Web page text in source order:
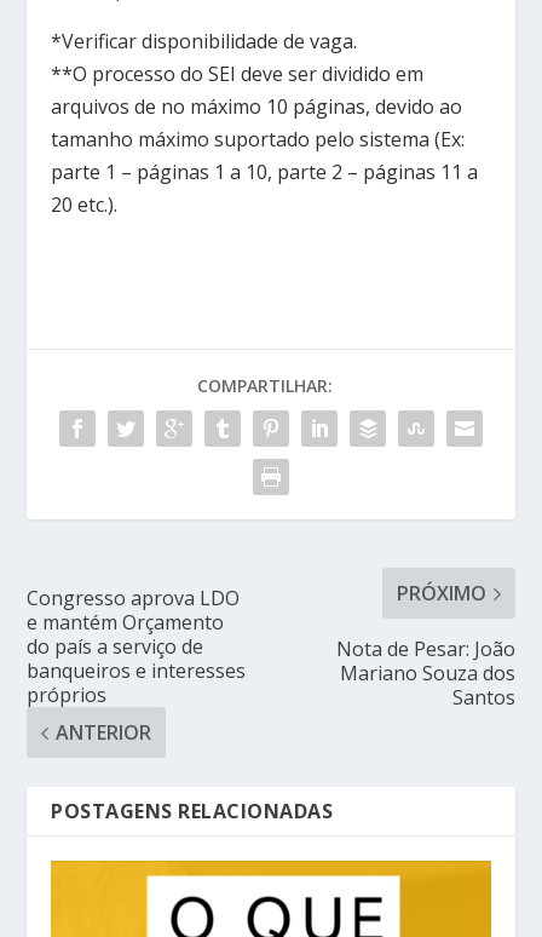
*Verificar disponibilidade de vaga.
**O processo do SEI deve ser dividido em
arquivos de no máximo 10 páginas, devido ao
tamanho máximo suportado pelo sistema (Ex:
parte 1 – páginas 1 a 10, parte 2 – páginas 11 a
20 etc.).
COMPARTILHAR:
Congresso aprova LDO
e mantém Orçamento
do país a serviço de
banqueiros e interesses
próprios
ANTERIOR
PRÓXIMO
Nota de Pesar: João
Mariano Souza dos
Santos
POSTAGENS RELACIONADAS